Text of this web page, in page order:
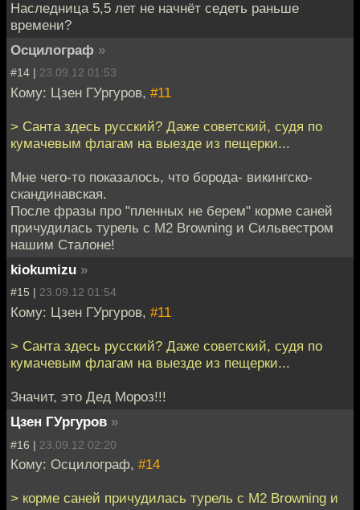
Наследница 5,5 лет не начнёт седеть раньше
времени?
Осцилограф »
#14 | 23.09.12 01:53
Кому: Цзен ГУргуров, #11
> Санта здесь русский? Даже советский, судя по
кумачевым флагам на выезде из пещерки...
Мне чего-то показалось, что борода- викингско-
скандинавская.
После фразы про "пленных не берем" корме саней
причудилась турель с M2 Browning и Сильвестром
нашим Сталоне!
kiokumizu »
#15 | 23.09.12 01:54
Кому: Цзен ГУргуров, #11
> Санта здесь русский? Даже советский, судя по
кумачевым флагам на выезде из пещерки...
Значит, это Дед Мороз!!!
Цзен ГУргуров »
#16 | 23.09.12 02:20
Кому: Осцилограф, #14
> корме саней причудилась турель с M2 Browning и